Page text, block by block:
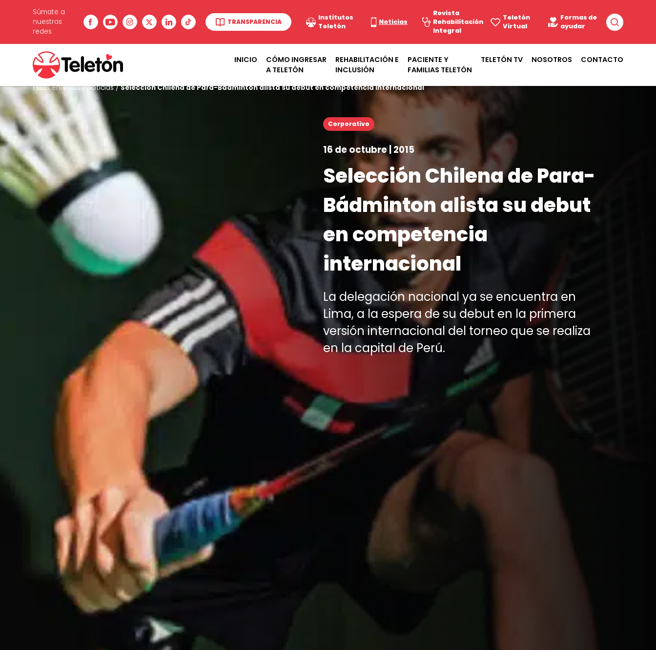
Súmate a
nuestras
redes
TRANSPARENCIA
Institutos
Teletón
Noticias
Revista
Rehabilitación
Integral
Teletón
Virtual
Formas de
ayudar
INICIO
CÓMO INGRESAR
A TELETÓN
REHABILITACIÓN E
INCLUSIÓN
PACIENTE Y
FAMILIAS TELETÓN
TELETÓN TV NOSOTROS CONTACTO
Estás en:Inicio/Noticias/Selección Chilena de Para-Bádminton alista su debut en competencia internacional
Corporativo
16 de octubre | 2015
Selección Chilena de Para-
Bádminton alista su debut
en competencia
internacional
La delegación nacional ya se encuentra en
Lima, a la espera de su debut en la primera
versión internacional del torneo que se realiza
en la capital de Perú.